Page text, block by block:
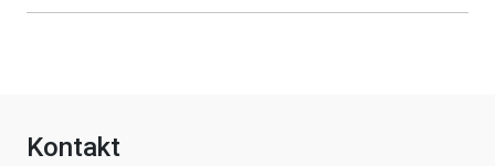
Kontakt